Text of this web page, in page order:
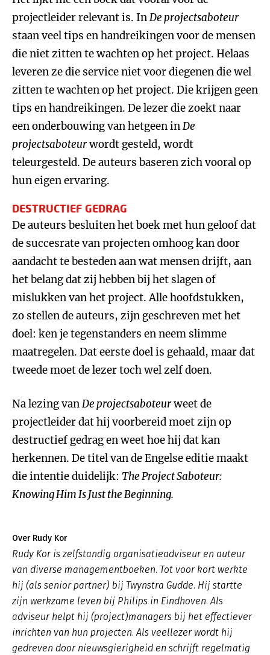
projectleider relevant is. InDe projectsaboteur
staan veel tips en handreikingen voor de mensen
die niet zitten te wachten op het project. Helaas
leveren ze die service niet voor diegenen die wel
zitten te wachten op het project. Die krijgen geen
tips en handreikingen. De lezer die zoekt naar
een onderbouwing van hetgeen inDe
projectsaboteurwordt gesteld, wordt
teleurgesteld. De auteurs baseren zich vooral op
hun eigen ervaring.
DESTRUCTIEF GEDRAG
De auteurs besluiten het boek met hun geloof dat
de succesrate van projecten omhoog kan door
aandacht te besteden aan wat mensen drijft, aan
het belang dat zij hebben bij het slagen of
mislukken van het project. Alle hoofdstukken,
zo stellen de auteurs, zijn geschreven met het
doel: ken je tegenstanders en neem slimme
maatregelen. Dat eerste doel is gehaald, maar dat
tweede moet de lezer toch wel zelf doen.
Na lezing vanDe projectsaboteurweet de
projectleider dat hij voorbereid moet zijn op
destructief gedrag en weet hoe hij dat kan
herkennen. De titel van de Engelse editie maakt
die intentie duidelijk: The Project Saboteur:
Knowing Him Is Just the Beginning.
Over Rudy Kor
Rudy Kor is zelfstandig organisatieadviseur en auteur
van diverse managementboeken. Tot voor kort werkte
hij (als senior partner) bij Twynstra Gudde. Hij startte
zijn werkzame leven bij Philips in Eindhoven. Als
adviseur helpt hij (project)managers bij het effectiever
inrichten van hun projecten. Als veellezer wordt hij
gedreven door nieuwsgierigheid en schrijft regelmatig